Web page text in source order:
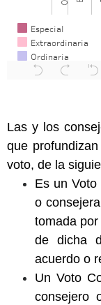
Las y los
que
voto, de la
Es un
o
tomada
de dicha
acuerdo o
Un Voto
consejero